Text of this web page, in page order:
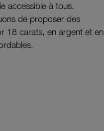
accessible à tous.
de proposer des
18 carats, en argent et en